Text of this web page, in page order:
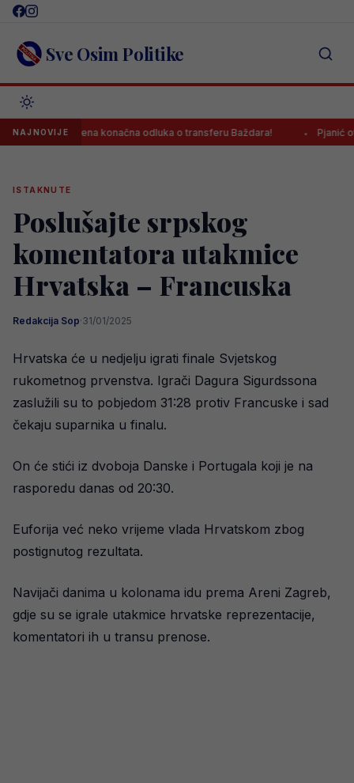
Skip
content Sve Osim Politike
NAJNOVIJE
Donesena konačna odluka o transferu Baždara! Pjanić otkrio:
ISTAKNUTE
Poslušajte srpskog
komentatora utakmice
Hrvatska – Francuska
Redakcija Sop·31/01/2025
Hrvatska će u nedjelju igrati finale Svjetskog
rukometnog prvenstva. Igrači Dagura Sigurdssona
zaslužili su to pobjedom 31:28 protiv Francuske i sad
čekaju suparnika u finalu.
On će stići iz dvoboja Danske i Portugala koji je na
rasporedu danas od 20:30.
Euforija već neko vrijeme vlada Hrvatskom zbog
postignutog rezultata.
Navijači danima u kolonama idu prema Areni Zagreb,
gdje su se igrale utakmice hrvatske reprezentacije,
komentatori ih u transu prenose.